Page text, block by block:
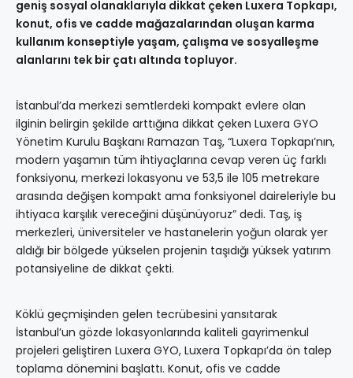
geniş sosyal olanaklarıyla dikkat çeken Luxera Topkapı,
konut, ofis ve cadde mağazalarından oluşan karma
kullanım konseptiyle yaşam, çalışma ve sosyalleşme
alanlarını tek bir çatı altında topluyor.
İstanbul’da merkezi semtlerdeki kompakt evlere olan
ilginin belirgin şekilde arttığına dikkat çeken Luxera GYO
Yönetim Kurulu Başkanı Ramazan Taş, “Luxera Topkapı’nın,
modern yaşamın tüm ihtiyaçlarına cevap veren üç farklı
fonksiyonu, merkezi lokasyonu ve 53,5 ile 105 metrekare
arasında değişen kompakt ama fonksiyonel daireleriyle bu
ihtiyaca karşılık vereceğini düşünüyoruz” dedi. Taş, iş
merkezleri, üniversiteler ve hastanelerin yoğun olarak yer
aldığı bir bölgede yükselen projenin taşıdığı yüksek yatırım
potansiyeline de dikkat çekti.
Köklü geçmişinden gelen tecrübesini yansıtarak
İstanbul’un gözde lokasyonlarında kaliteli gayrimenkul
projeleri geliştiren Luxera GYO, Luxera Topkapı’da ön talep
toplama dönemini başlattı. Konut, ofis ve cadde